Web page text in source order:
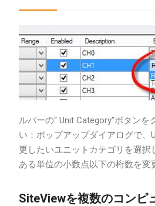
ルバーの“ Unit Category”ボタンを
い：ポップアップダイアログで、
更したいユニットカテゴリを選択
ある単位の小数点以下の桁数を変
SiteViewを複数のコンピ